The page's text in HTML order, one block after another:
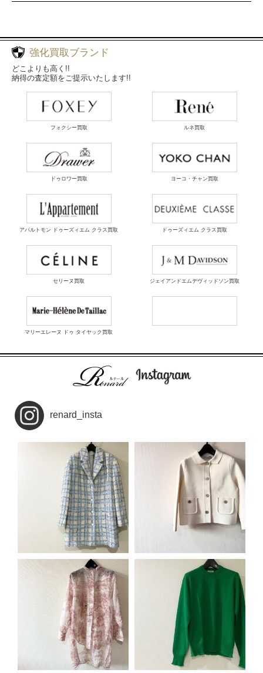
強化買取ブランド
どこよりも高く!!
納得の査定額をご提示いたします!!
フォクシー買取 ルネ買取
ドゥロワー買取 ヨーコ・チャン買取
アパルトモン ドゥーズィエム クラス買取 ドゥーズィエム クラス買取
セリーヌ買取 ジェイアンドエムデヴィッドソン買取
マリーエレーヌ ドゥ タイヤック買取
renard_insta